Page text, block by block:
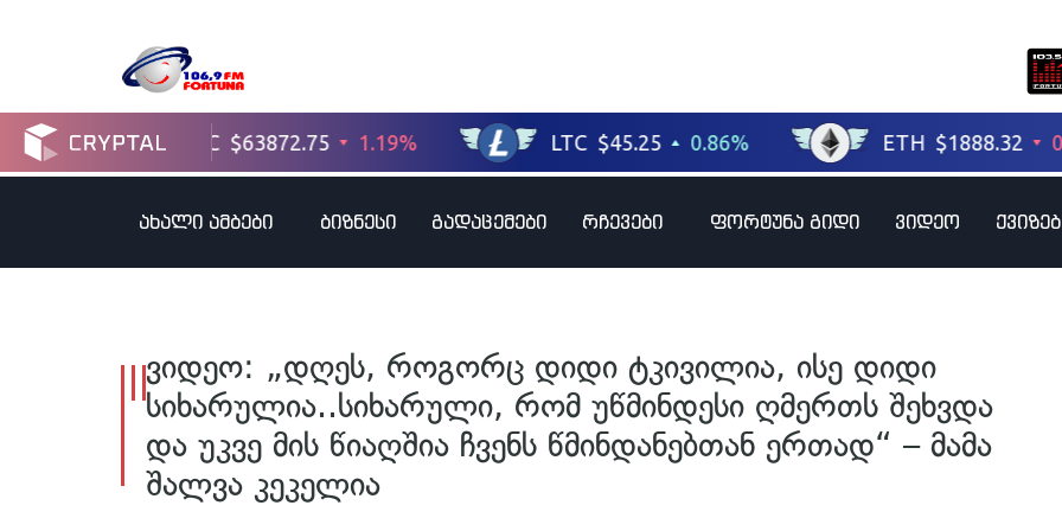
ახალი ამბები ბიზნესი გადაცემები რჩევები ფორტუნა გიდი ვიდეო
ვიდეო: „დღეს, როგორც დიდი ტკივილია, ისე დიდი
სიხარულია..სიხარული, რომ უწმინდესი ღმერთს შეხვდა
და უკვე მის წიაღშია ჩვენს წმინდანებთან ერთად“ – მამა
შალვა კეკელია